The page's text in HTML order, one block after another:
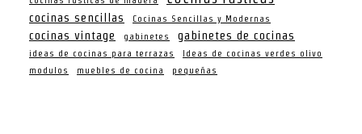
cocinas sencillas Cocinas Sencillas y Modernas
cocinas vintage gabinetes gabinetes de cocinas
ideas de cocinas para terrazas
Ideas de cocinas verdes olivo
modulos
muebles de cocina pequeñas